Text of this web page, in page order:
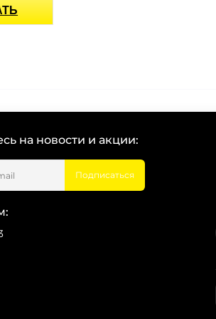
на новости и акции:
Подписаться